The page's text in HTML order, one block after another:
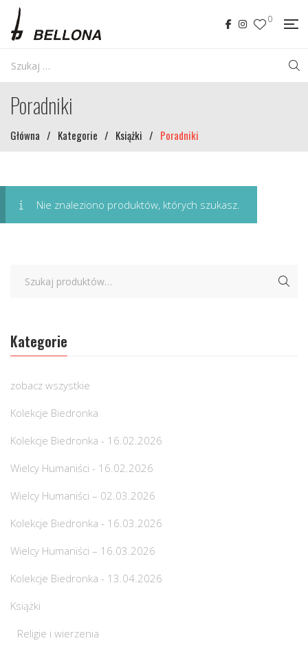
0
Poradniki
Główna / Kategorie / Książki / Poradniki
Nie znaleziono produktów, których szukasz.
Kategorie
zobacz wszystkie
Kolekcje Biedronka
Kolekcje Biedronka - 16.02.2026
Wielcy Humaniści - 16.02.2026
Wielcy Humaniści – 02.03.2026
Kolekcje Biedronka - 16.03.2026
Wielcy Humaniści – 16.03.2026
Kolekcje Biedronka - 13.04.2026
Książki
Religie i wierzenia